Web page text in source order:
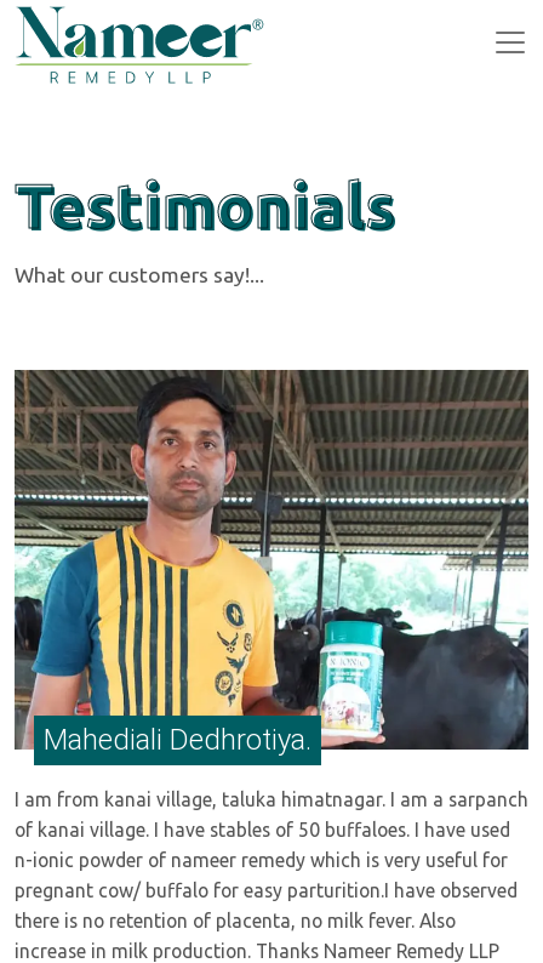
Testimonials
What our customers say!...
Mahediali Dedhrotiya.
I am from kanai village, taluka himatnagar. I am a sarpanch
of kanai village. I have stables of 50 buffaloes. I have used
n-ionic powder of nameer remedy which is very useful for
pregnant cow/ buffalo for easy parturition.I have observed
there is no retention of placenta, no milk fever. Also
increase in milk production. Thanks Nameer Remedy LLP